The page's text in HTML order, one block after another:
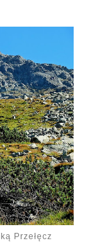
Przełęcz